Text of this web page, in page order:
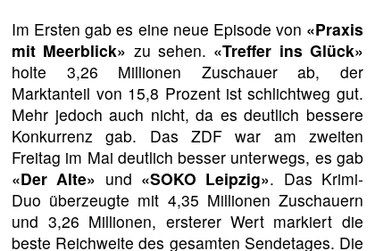
Im Ersten gab es eine neue Episode von «Praxis
mit Meerblick» zu sehen. «Treffer ins Glück»
holte 3,26 Millionen Zuschauer ab, der
Marktanteil von 15,8 Prozent ist schlichtweg gut.
Mehr jedoch auch nicht, da es deutlich bessere
Konkurrenz gab. Das ZDF war am zweiten
Freitag im Mai deutlich besser unterwegs, es gab
«Der Alte» und «SOKO Leipzig». Das Krimi-
Duo überzeugte mit 4,35 Millionen Zuschauern
und 3,26 Millionen, ersterer Wert markiert die
beste Reichweite des gesamten Sendetages. Die